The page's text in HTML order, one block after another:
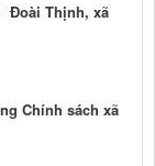
Đoài Thịnh, xã
Chính sách xã